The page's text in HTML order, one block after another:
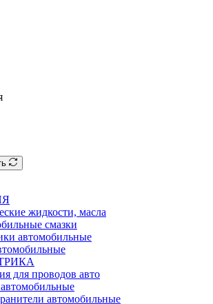
жидкости, масла
смазки
автомобильные
для проводов авто
автомобильные